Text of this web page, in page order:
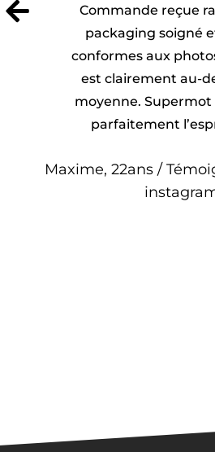
Commande reçue
packaging soigné
conformes aux
est clairement au-
moyenne.
parfaitement
Maxime, 22ans /